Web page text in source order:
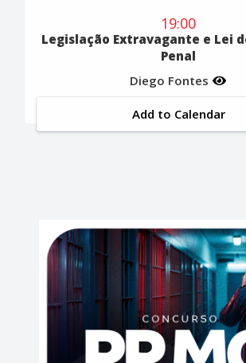
19:00
Legislação Extravagante e Lei
Penal
Diego Fontes
Add to Calendar